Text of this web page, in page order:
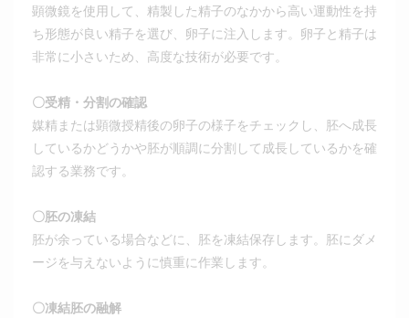
顕微鏡を使用して、精製した精子のなかから高い運動性を持
ち形態が良い精子を選び、卵子に注入します。卵子と精子は
非常に小さいため、高度な技術が必要です。
〇受精・分割の確認
媒精または顕微授精後の卵子の様子をチェックし、胚へ成長
しているかどうかや胚が順調に分割して成長しているかを確
認する業務です。
〇胚の凍結
胚が余っている場合などに、胚を凍結保存します。胚にダメ
ージを与えないように慎重に作業します。
〇凍結胚の融解